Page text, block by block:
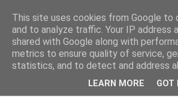
This site uses cookies from Google to
and to analyze traffic. Your IP address
shared with Google along with
metrics to ensure quality of service,
statistics, and to detect and address
LEARN MORE GOT